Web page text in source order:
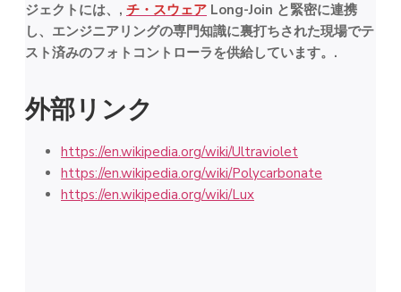
ジェクトには、, チ・スウェア Long-Join と緊密に連携
し、エンジニアリングの専門知識に裏打ちされた現場でテ
スト済みのフォトコントローラを供給しています。.
外部リンク
https://en.wikipedia.org/wiki/Ultraviolet
https://en.wikipedia.org/wiki/Polycarbonate
https://en.wikipedia.org/wiki/Lux